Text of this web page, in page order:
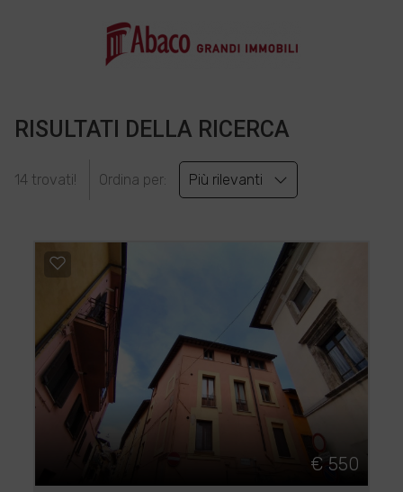
RISULTATI DELLA RICERCA
14 trovati! Ordina per: Più rilevanti
€ 550